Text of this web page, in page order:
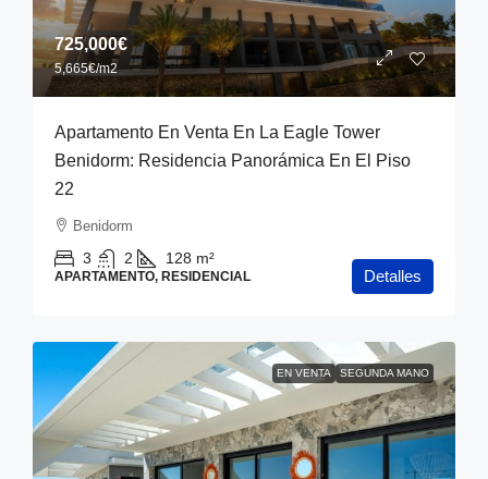
725,000€
5,665€/m2
Apartamento En Venta En La Eagle Tower
Benidorm: Residencia Panorámica En El Piso
22
Benidorm
3 2 128 m²
APARTAMENTO, RESIDENCIAL Detalles
EN VENTA SEGUNDA MANO